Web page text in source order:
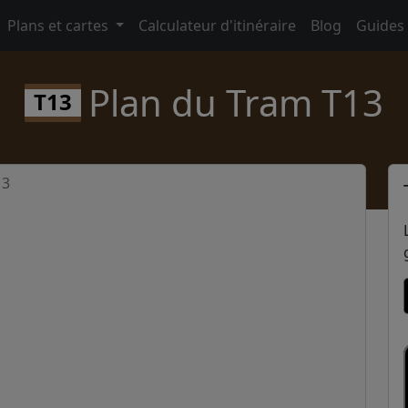
Plans et cartes Calculateur d'itinéraire Blog Guides
T13 Plan du Tram T13